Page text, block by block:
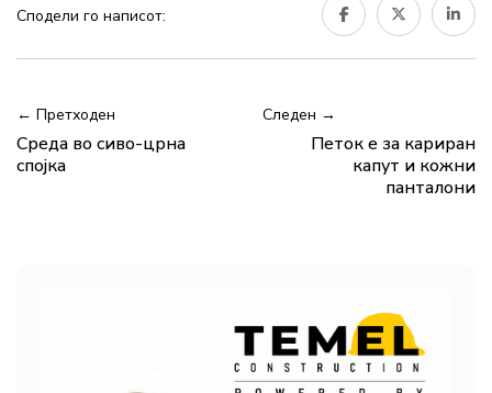
Сподели го написот:
← Претходен
Среда во сиво-црна
спојка
Следен →
Петок е за кариран
капут и кожни
панталони